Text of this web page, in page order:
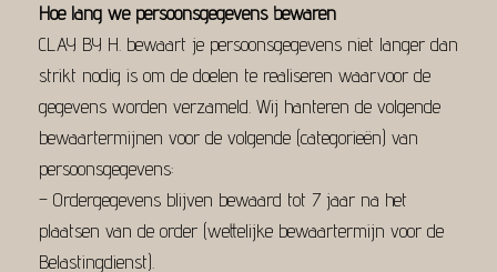
Hoe lang we persoonsgegevens bewaren
CLAY BY H. bewaart je persoonsgegevens niet langer dan
strikt nodig is om de doelen te realiseren waarvoor de
gegevens worden verzameld. Wij hanteren de volgende
bewaartermijnen voor de volgende (categorieën) van
persoonsgegevens:
– Ordergegevens blijven bewaard tot 7 jaar na het
plaatsen van de order (wettelijke bewaartermijn voor de
Belastingdienst).